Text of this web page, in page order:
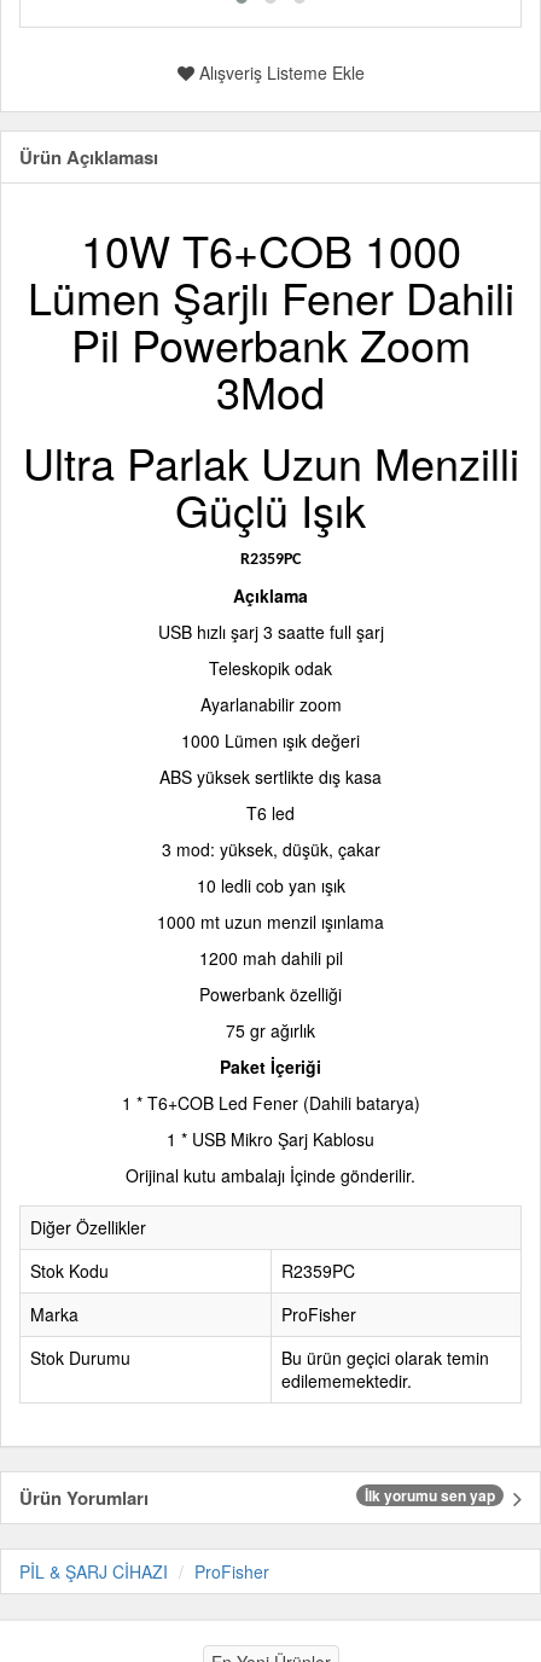
Alışveriş Listeme Ekle
Ürün Açıklaması
10W T6+COB 1000
Lümen Şarjlı Fener Dahili
Pil Powerbank Zoom
3Mod
Ultra Parlak Uzun Menzilli
Güçlü Işık
R2359PC
Açıklama
USB hızlı şarj 3 saatte full şarj
Teleskopik odak
Ayarlanabilir zoom
1000 Lümen ışık değeri
ABS yüksek sertlikte dış kasa
T6 led
3 mod: yüksek, düşük, çakar
10 ledli cob yan ışık
1000 mt uzun menzil ışınlama
1200 mah dahili pil
Powerbank özelliği
75 gr ağırlık
Paket İçeriği
1 * T6+COB Led Fener (Dahili batarya)
1 * USB Mikro Şarj Kablosu
Orijinal kutu ambalajı İçinde gönderilir.
Diğer Özellikler
Stok Kodu
R2359PC
Marka
ProFisher
Stok Durumu
Bu ürün geçici olarak temin
edilememektedir.
Ürün Yorumları İlk yorumu sen yap
PİL & ŞARJ CİHAZI ProFisher